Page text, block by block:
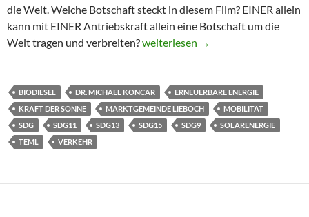
die Welt. Welche Botschaft steckt in diesem Film? EINER allein
kann mit EINER Antriebskraft allein eine Botschaft um die
Welt tragen und verbreiten?Die Kraft der Sonne für die
weiterlesen →
BIODIESEL DR. MICHAEL KONCAR
ERNEUERBARE ENERGIE
KRAFT DER SONNE
MARKTGEMEINDE LIEBOCH
MOBILITÄT
SDG
SDG11 SDG13 SDG15 SDG9
SOLARENERGIE
TEML
VERKEHR